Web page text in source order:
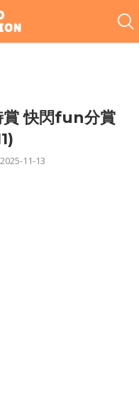
快閃fun分賞
2025-11-13